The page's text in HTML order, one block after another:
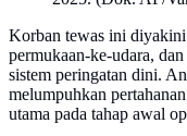
Korban tewas ini diyakini
permukaan-ke-udara,
sistem peringatan dini.
melumpuhkan
utama pada tahap awal